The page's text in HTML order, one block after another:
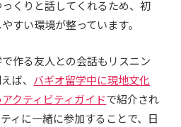
くりと話してくれるため、初
すい環境が整っています。
作る友人との会話もリスニン
ば、 バギオ留学中に現地文化
クティビティガイドで紹介され
ィに一緒に参加することで、日